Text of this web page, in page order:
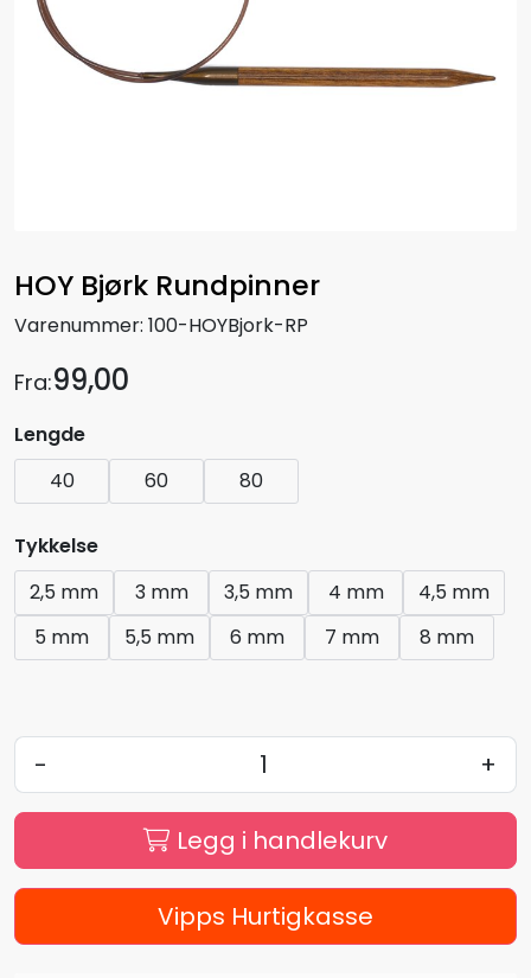
HOY Bjørk Rundpinner
Varenummer: 100-HOYBjork-RP
Fra:99,00
Lengde
40
60 80
Tykkelse
2,5 mm
3 mm 3,5 mm 4 mm
4,5 mm
5 mm
5,5 mm 6 mm 7 mm 8 mm
- +
Legg i handlekurv
Vipps Hurtigkasse